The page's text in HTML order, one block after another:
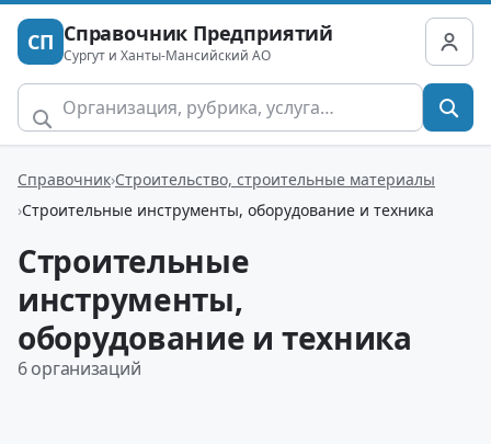
СП Справочник Предприятий
Сургут и Ханты-Мансийский АО
Справочник Строительство, строительные материалы
Строительные инструменты, оборудование и техника
Строительные
инструменты,
оборудование и техника
6 организаций